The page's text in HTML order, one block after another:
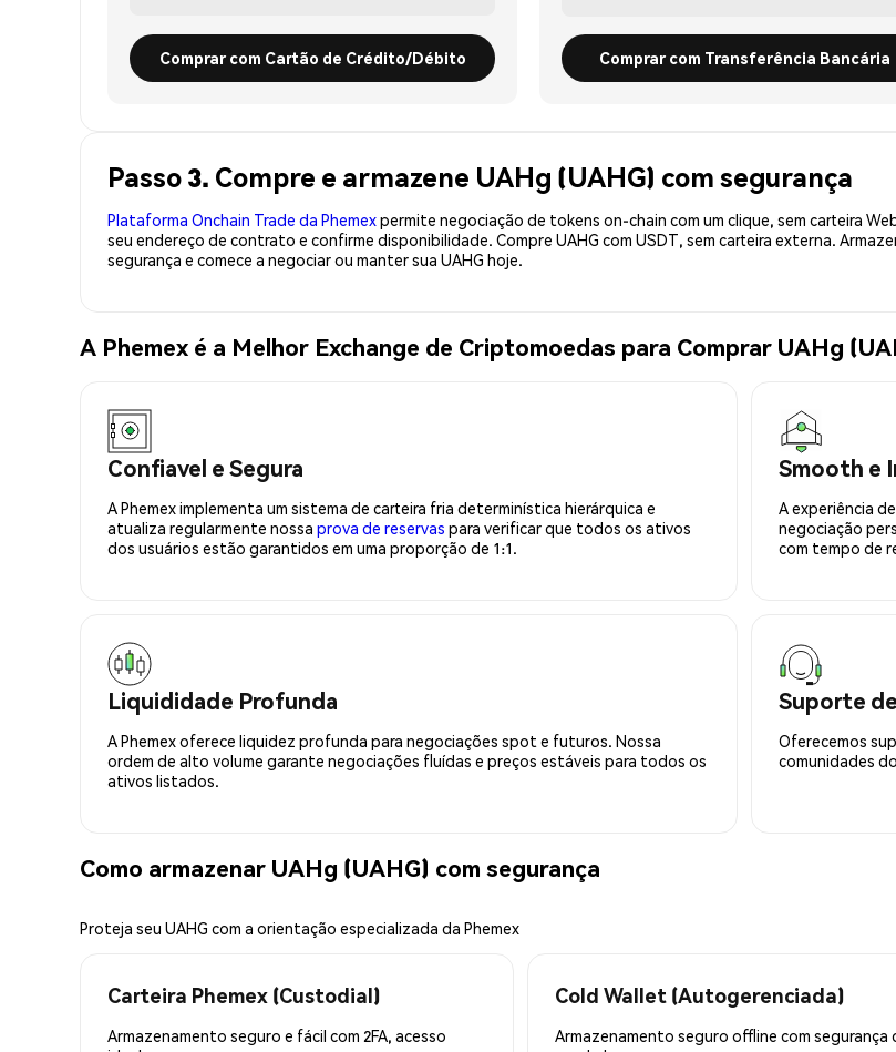
Comprar com Cartão de Crédito/Débito Comprar com Transferência Bancária
Passo 3. Compre e armazene UAHg (UAHG) com segurança
Plataforma Onchain Trade da Phemexpermite negociação de tokens on-chain com um clique, sem carteira
seu endereço de contrato e confirme disponibilidade. Compre UAHG com USDT, sem carteira externa.
segurança e comece a negociar ou manter sua UAHG hoje.
A Phemex é a Melhor Exchange de Criptomoedas para Comprar UAHg
Confiavel e Segura
A Phemex implementa um sistema de carteira fria determinística hierárquica e
atualiza regularmente nossa prova de reservas para verificar que todos os ativos
dos usuários estão garantidos em uma proporção de 1:1.
Smooth e
A experiência
negociação
com tempo de
Liquididade Profunda
A Phemex oferece liquidez profunda para negociações spot e futuros. Nossa
ordem de alto volume garante negociações fluídas e preços estáveis para todos os
ativos listados.
Suporte
Oferecemos
comunidades
Como armazenar UAHg (UAHG) com segurança
Proteja seu UAHG com a orientação especializada da Phemex
Carteira Phemex (Custodial)
Armazenamento seguro e fácil com 2FA, acesso
Cold Wallet (Autogerenciada)
Armazenamento seguro offline com segurança